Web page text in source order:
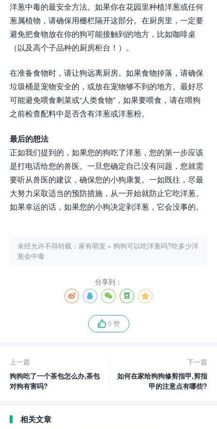
洋葱中毒的最安全方法。如果你在花园里种植洋葱或任何
葱属植物，请确保用栅栏隔开这部分。在厨房里，一定要
避免把食物放在你的狗可能接触到的地方，比如咖啡桌
（以及高个子品种的厨房柜台！）。
在准备食物时，请让狗远离厨房。如果食物掉落，请确保
垃圾桶是宠物安全的，或放在宠物够不到的地方。最好尽
可能避免喂食剩菜或“人类食物”，如果要喂食，请在喂狗
之前检查配料中是否含有洋葱或洋葱粉。
最后的想法
正如我们提到的，如果您的狗吃了洋葱，您的第一步应该
是打电话给您的兽医。一旦您确定自己没有问题，您就需
要听从兽医的建议，确保您的小狗康复。一如既往，尽最
大努力采取适当的预防措施，从一开始就防止它吃洋葱。
如果幸运的话，如果您的小狗决定剥洋葱，它会没事的。
未经允许不得转载： 家有萌宠 » 狗狗可以吃洋葱吗?吃多少洋
葱会中毒
分享到：
0 赞
上一篇
狗狗吃了一个茶包怎么办,茶包
对狗有害吗?
下一篇
如何在家给狗狗修剪指甲,剪指
甲的注意点有哪些?
相关文章